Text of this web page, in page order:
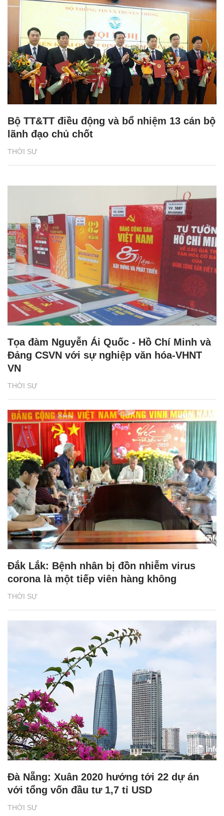
THỜI SỰ
Bộ TT&TT điều động và bổ nhiệm 13 cán bộ
lãnh đạo chủ chốt
THỜI SỰ
Tọa đàm Nguyễn Ái Quốc - Hồ Chí Minh và
Đảng CSVN với sự nghiệp văn hóa-VHNT
VN
THỜI SỰ
Đắk Lắk: Bệnh nhân bị đồn nhiễm virus
corona là một tiếp viên hàng không
THỜI SỰ
Đà Nẵng: Xuân 2020 hướng tới 22 dự án
với tổng vốn đầu tư 1,7 tỉ USD